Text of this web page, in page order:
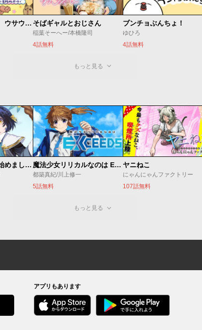
学習マンガ・理科 ウサウサ！ そばギャルとおじさん
稲葉そーへー/本橋隆司
4話無料
ブンチョぶんちょ！
ゆひろ
4話無料
もっと見る
世界最強の魔女、始めました ～私だけ『攻略サイト』を見れる世界で自由に生きます～ 魔法少女リリカルなのは EXCEEDS
都築真紀/川上修一
5話無料
ヤニねこ
にゃんにゃんファクトリー
107話無料
もっと見る
アプリもあります